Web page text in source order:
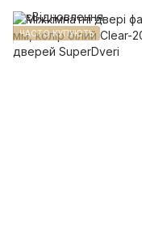
ЧАСТО КУПУЮТЬ